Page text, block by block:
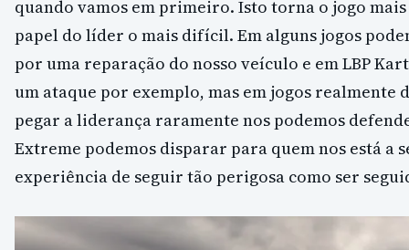
quando vamos em primeiro. Isto torna o jogo
papel do líder o mais difícil. Em alguns jogos
por uma reparação do nosso veículo e em LBP
um ataque por exemplo, mas em jogos realmente
pegar a liderança raramente nos podemos
Extreme podemos disparar para quem nos está a
experiência de seguir tão perigosa como ser